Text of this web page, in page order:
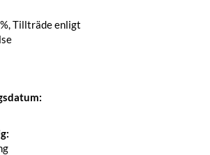
Tillträde enligt